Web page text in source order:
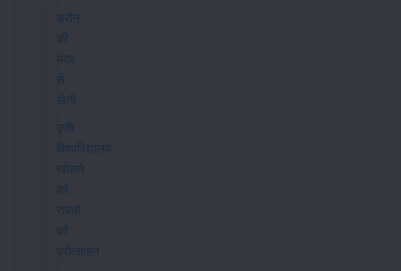
ड्रोन
की
मदद
से
खेती
कृषि
विश्वविद्यालय
खोलने
को
राज्यों
को
प्रोत्साहन